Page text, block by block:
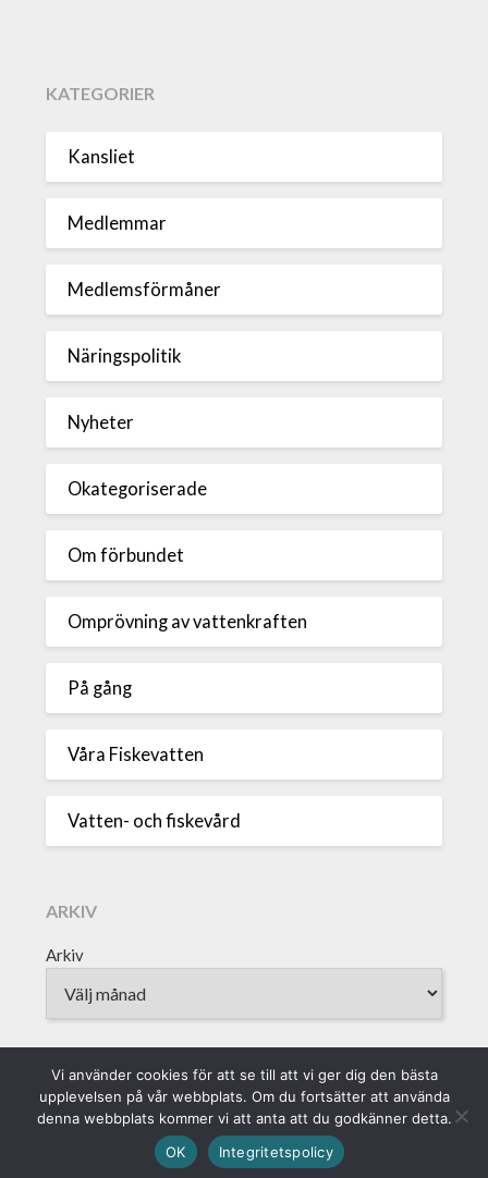
KATEGORIER
Kansliet
Medlemmar
Medlemsförmåner
Näringspolitik
Nyheter
Okategoriserade
Om förbundet
Omprövning av vattenkraften
På gång
Våra Fiskevatten
Vatten- och fiskevård
ARKIV
Arkiv
Sveriges Fiskevattenägareförbund • Borgmästaregatan 9, 371 15
Karlskrona • info@vattenagarna.se • 0455-300 312 • Org.Nr:
802010-8588 || Produktion: Alvega & Co AB ||
Vi använder cookies för att se till att vi ger dig den bästa
upplevelsen på vår webbplats. Om du fortsätter att använda
denna webbplats kommer vi att anta att du godkänner detta.
OK
Integritetspolicy